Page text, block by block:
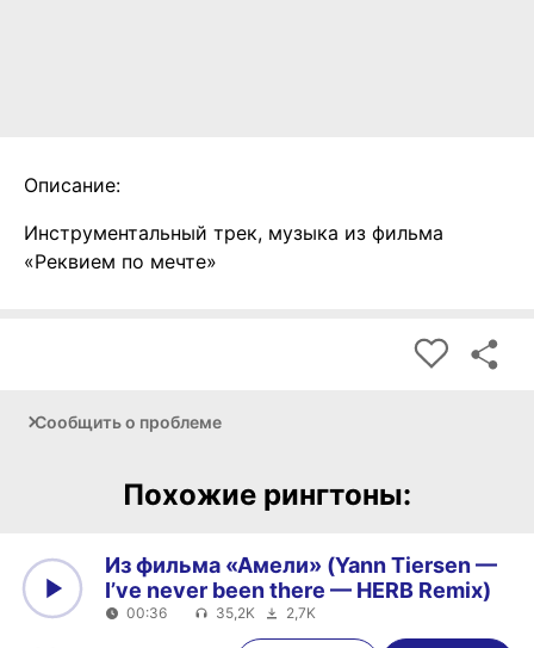
Описание:
Инструментальный трек, музыка из фильма
«Реквием по мечте»
Сообщить о проблеме
Похожие рингтоны:
00:36
Из фильма «Амели» (Yann Tiersen —
I’ve never been there — HERB Remix)
00:36 35,2K 2,7K